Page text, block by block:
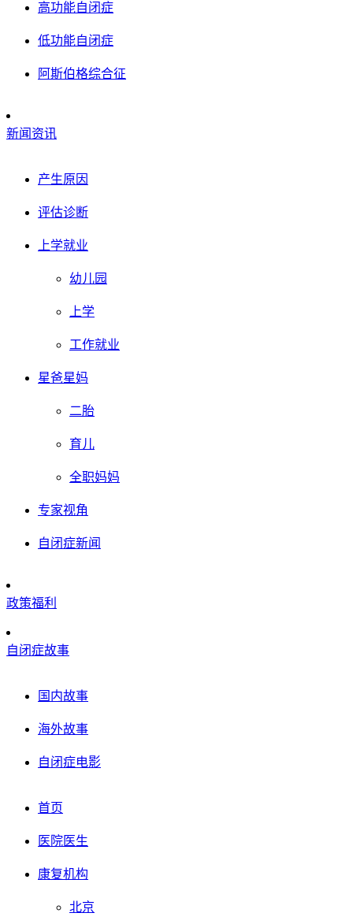
高功能自闭症
低功能自闭症
阿斯伯格综合征
新闻资讯
产生原因
评估诊断
上学就业
幼儿园
上学
工作就业
星爸星妈
二胎
育儿
全职妈妈
专家视角
自闭症新闻
政策福利
自闭症故事
国内故事
海外故事
自闭症电影
首页
医院医生
康复机构
北京